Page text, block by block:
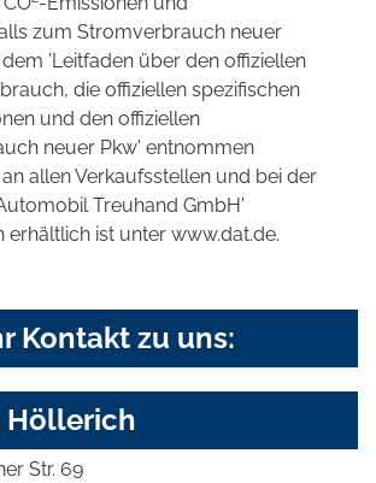
zum Stromverbrauch neuer
'Leitfaden über den offiziellen
die offiziellen spezifischen
und den offiziellen
neuer Pkw' entnommen
allen Verkaufsstellen und bei der
Treuhand GmbH'
erhältlich ist unter www.dat.de.
Kontakt zu uns:
Höllerich
Str. 69